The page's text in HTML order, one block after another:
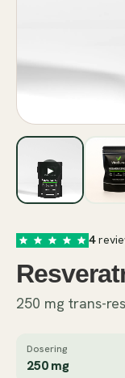
▶
4
250 mg trans-
Dosering
250 mg